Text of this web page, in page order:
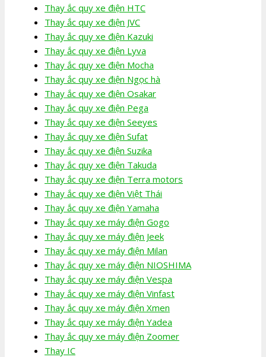
Thay ắc quy xe điện HTC
Thay ắc quy xe điện JVC
Thay ắc quy xe điện Kazuki
Thay ắc quy xe điện Lyva
Thay ắc quy xe điện Mocha
Thay ắc quy xe điện Ngọc hà
Thay ắc quy xe điện Osakar
Thay ắc quy xe điện Pega
Thay ắc quy xe điện Seeyes
Thay ắc quy xe điện Sufat
Thay ắc quy xe điện Suzika
Thay ắc quy xe điện Takuda
Thay ắc quy xe điện Terra motors
Thay ắc quy xe điện Việt Thái
Thay ắc quy xe điện Yamaha
Thay ắc quy xe máy điện Gogo
Thay ắc quy xe máy điện Jeek
Thay ắc quy xe máy điện Milan
Thay ắc quy xe máy điện NIOSHIMA
Thay ắc quy xe máy điện Vespa
Thay ắc quy xe máy điện Vinfast
Thay ắc quy xe máy điện Xmen
Thay ắc quy xe máy điện Yadea
Thay ắc quy xe máy điện Zoomer
Thay IC